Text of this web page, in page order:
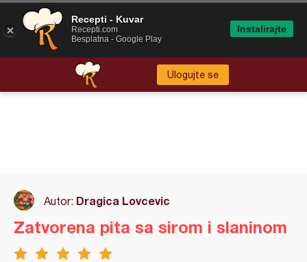
Ulogujte se
Autor: Dragica Lovcevic
Zatvorena pita sa sirom i slaninom
Recepti - Kuvar
Recepti.com
Besplatna - Google Play
Instalirajte